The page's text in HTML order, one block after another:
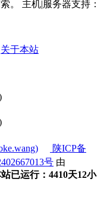
。 主机|服务器支持：
关于本站
陕ICP备
号 由
已运行：4410天12小